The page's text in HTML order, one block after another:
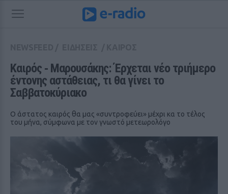
Καιρός ‑ Μαρουσάκης: Έρχεται νέο τριήμερο
έντονης αστάθειας, τι θα γίνει το
Σαββατοκύριακο
Ο άστατος καιρός θα μας «συντροφεύει» μέχρι κα το τέλος
του μήνα, σύμφωνα με τον γνωστό μετεωρολόγο